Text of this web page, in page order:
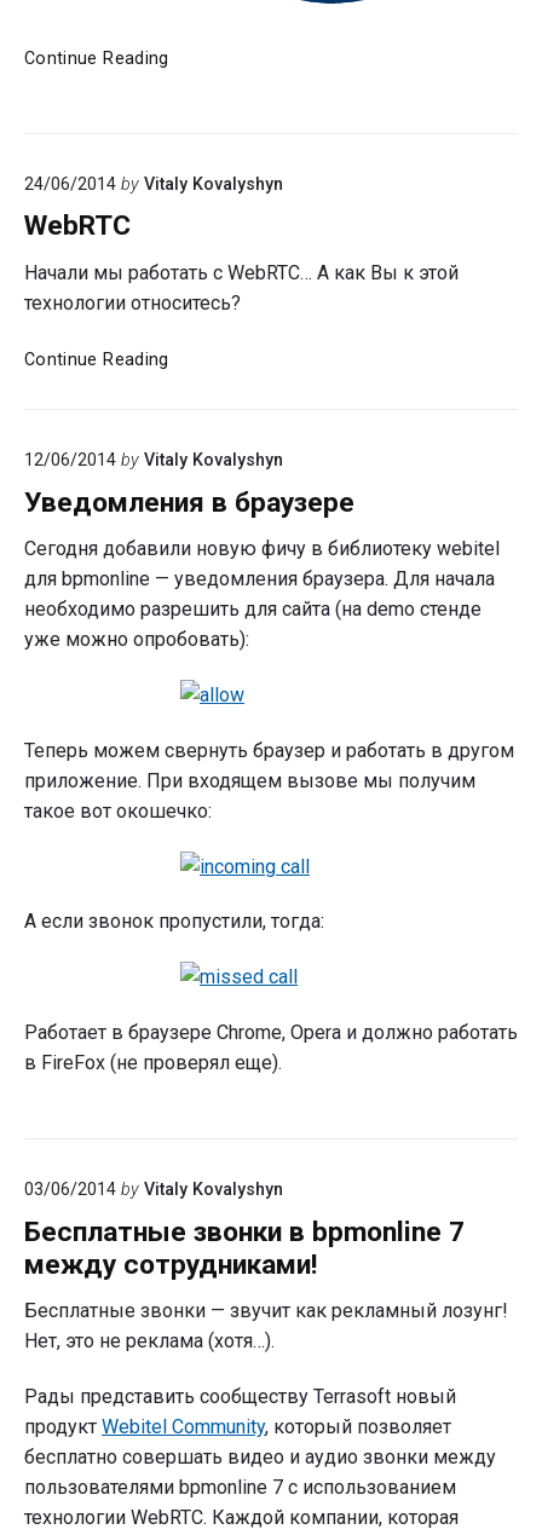
Continue Reading
24/06/2014 by Vitaly Kovalyshyn
WebRTC
Начали мы работать с WebRTC… А как Вы к этой
технологии относитесь?
Continue Reading
12/06/2014 by Vitaly Kovalyshyn
Уведомления в браузере
Сегодня добавили новую фичу в библиотеку webitel
для bpmonline — уведомления браузера. Для начала
необходимо разрешить для сайта (на demo стенде
уже можно опробовать):
Теперь можем свернуть браузер и работать в другом
приложение. При входящем вызове мы получим
такое вот окошечко:
А если звонок пропустили, тогда:
Работает в браузере Chrome, Opera и должно работать
в FireFox (не проверял еще).
03/06/2014 by Vitaly Kovalyshyn
Бесплатные звонки в bpmonline 7
между сотрудниками!
Бесплатные звонки — звучит как рекламный лозунг!
Нет, это не реклама (хотя…).
Рады представить сообществу Terrasoft новый
продукт Webitel Community, который позволяет
бесплатно совершать видео и аудио звонки между
пользователями bpmonline 7 с использованием
технологии WebRTC. Каждой компании, которая